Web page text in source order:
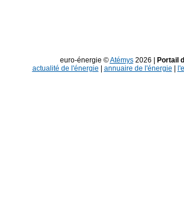
euro-énergie ©Atémys2026 |
Portail
actualité de l'énergie
annuaire de l'énergie